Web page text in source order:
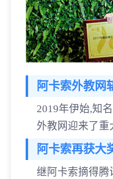
阿卡索外教网
2019年伊始,知
外教网迎来了重
阿卡索再获大
继阿卡索摘得腾